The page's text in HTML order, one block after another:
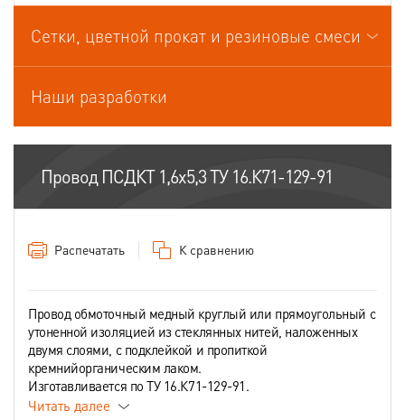
Провода спец.назначения
Шнуры шахтные
Сетки, цветной прокат и резиновые смеси
Наши разработки
Провод ПСДКТ 1,6х5,3 ТУ 16.К71-129-91
Распечатать К сравнению
Провод обмоточный медный круглый или прямоугольный с
утоненной изоляцией из стеклянных нитей, наложенных
двумя слоями, с подклейкой и пропиткой
кремнийорганическим лаком.
Изготавливается по ТУ 16.К71-129-91.
Читать далее